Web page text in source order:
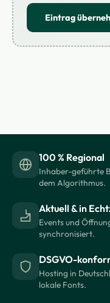
Eintrag
100 % Regional
Inhaber-geführte
dem Algorithmus.
Aktuell & in
Events und
synchronisiert.
DSGVO-
Hosting in
lokale Fonts.